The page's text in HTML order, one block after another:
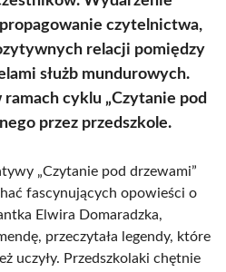
czytelnictwa,
relacji pomiędzy
służb mundurowych.
cyklu „Czytanie pod
przez przedszkole.
„Czytanie pod drzewami”
fascynujących opowieści o
Elwira Domaradzka,
przeczytała legendy, które
uczyły. Przedszkolaki chętnie